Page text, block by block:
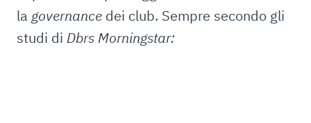
la governance dei club. Sempre secondo gli
studi di Dbrs Morningstar: